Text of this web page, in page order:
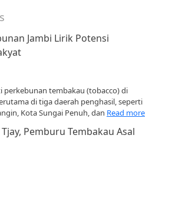
Jambi Lirik Potensi
perkebunan tembakau (tobacco) di
di tiga daerah penghasil, seperti
Kota Sungai Penuh, dan Read more
Tjay, Pemburu Tembakau Asal